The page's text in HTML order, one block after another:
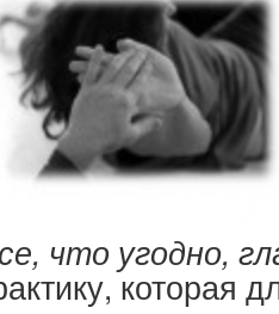
что угодно,
которая